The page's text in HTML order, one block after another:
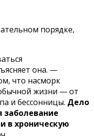
порядке,
она. —
что насморк
жизни — от
и бессонницы. Дело
заболевание
в хроническую